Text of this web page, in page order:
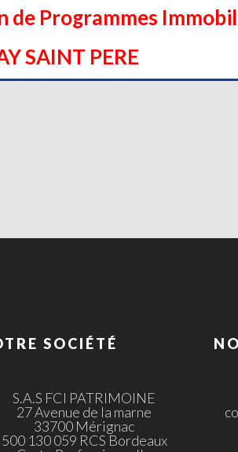
de Programmes
SAINT PERE
SOCIÉTÉ
S.A.S FCI PATRIMOINE
27 Avenue de la marne
33700 Mérignac
500 130 059 RCS Bordeaux